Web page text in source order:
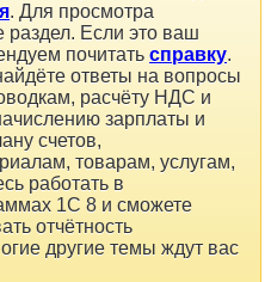
. Для просмотра
Если это ваш
почитать справку.
ответы на вопросы
расчёту НДС и
зарплаты и
счетов,
товарам, услугам,
работать в
1С 8 и сможете
отчётность
другие темы ждут вас